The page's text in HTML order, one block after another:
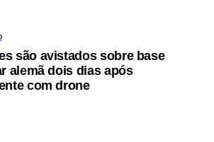
são avistados sobre base
alemã dois dias após
com drone